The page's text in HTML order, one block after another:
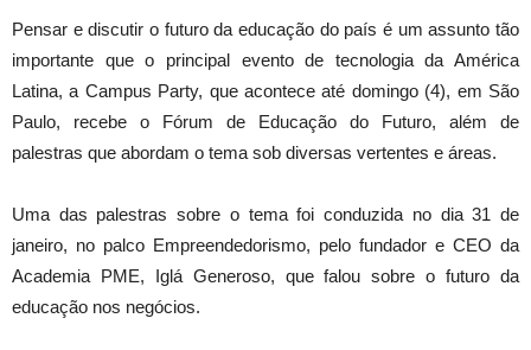
Pensar e discutir o futuro da educação do país é um assunto tão
importante que o principal evento de tecnologia da América
Latina, a Campus Party, que acontece até domingo (4), em São
Paulo, recebe o Fórum de Educação do Futuro, além de
palestras que abordam o tema sob diversas vertentes e áreas.
Uma das palestras sobre o tema foi conduzida no dia 31 de
janeiro, no palco Empreendedorismo, pelo fundador e CEO da
Academia PME, Iglá Generoso, que falou sobre o futuro da
educação nos negócios.